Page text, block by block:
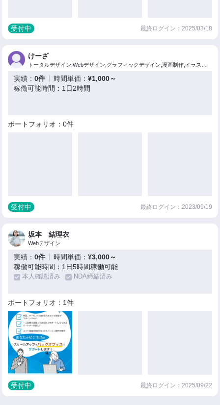
受付中 最終ログイン：2025/03/18
けーざ
実績：0件 時間単価：¥1,000～
稼働可能時間：1日2時間
ポートフォリオ：0件
受付中 最終ログイン：2023/09/19
坂本 結理衣
Webデザイン
実績：0件 時間単価：¥3,000～
稼働可能時間：1日5時間稼働可能
本人確認済み NDA締結済み
ポートフォリオ：1件
受付中 最終ログイン：2025/09/22